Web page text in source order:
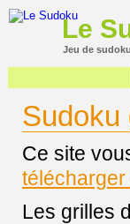
Le
Jeu de
Sudoku
Ce site
Les grilles